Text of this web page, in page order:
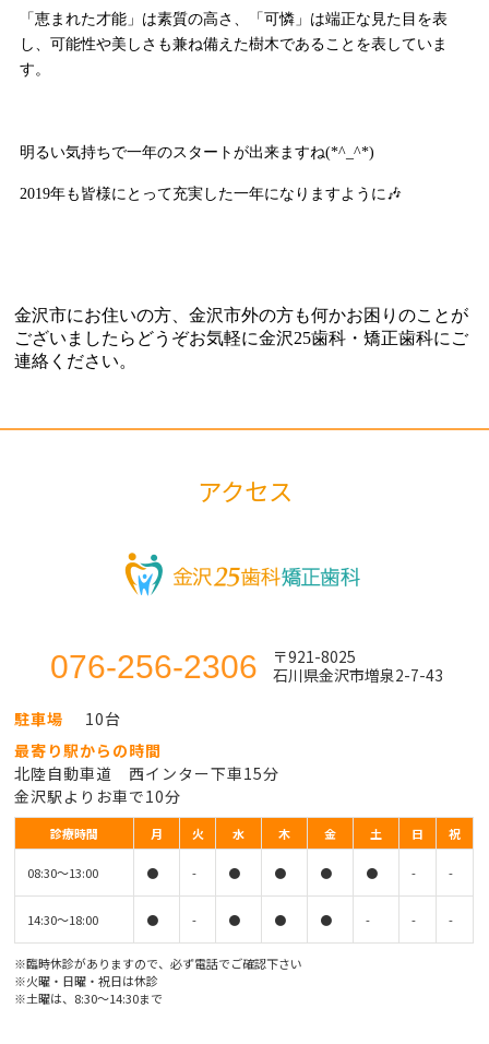
「恵まれた才能」は素質の高さ、「可憐」は端正な見た目を表
し、可能性や美しさも兼ね備えた樹木であることを表していま
す。
明るい気持ちで一年のスタートが出来ますね(*^_^*)
2019年も皆様にとって充実した一年になりますように🎶
金沢市にお住いの方、金沢市外の方も何かお困りのことが
ございましたらどうぞお気軽に金沢25歯科・矯正歯科にご
連絡ください。
アクセス
076-256-2306
〒921-8025
石川県金沢市増泉2-7-43
駐車場
10台
最寄り駅からの時間
北陸自動車道 西インター下車15分
金沢駅よりお車で10分
診療時間 月 火 水 木 金 土 日 祝
08:30〜13:00 ● - ● ● ● ● - -
14:30〜18:00 ● - ● ● ● - - -
※臨時休診がありますので、必ず電話でご確認下さい
※火曜・日曜・祝日は休診
※土曜は、8:30〜14:30まで